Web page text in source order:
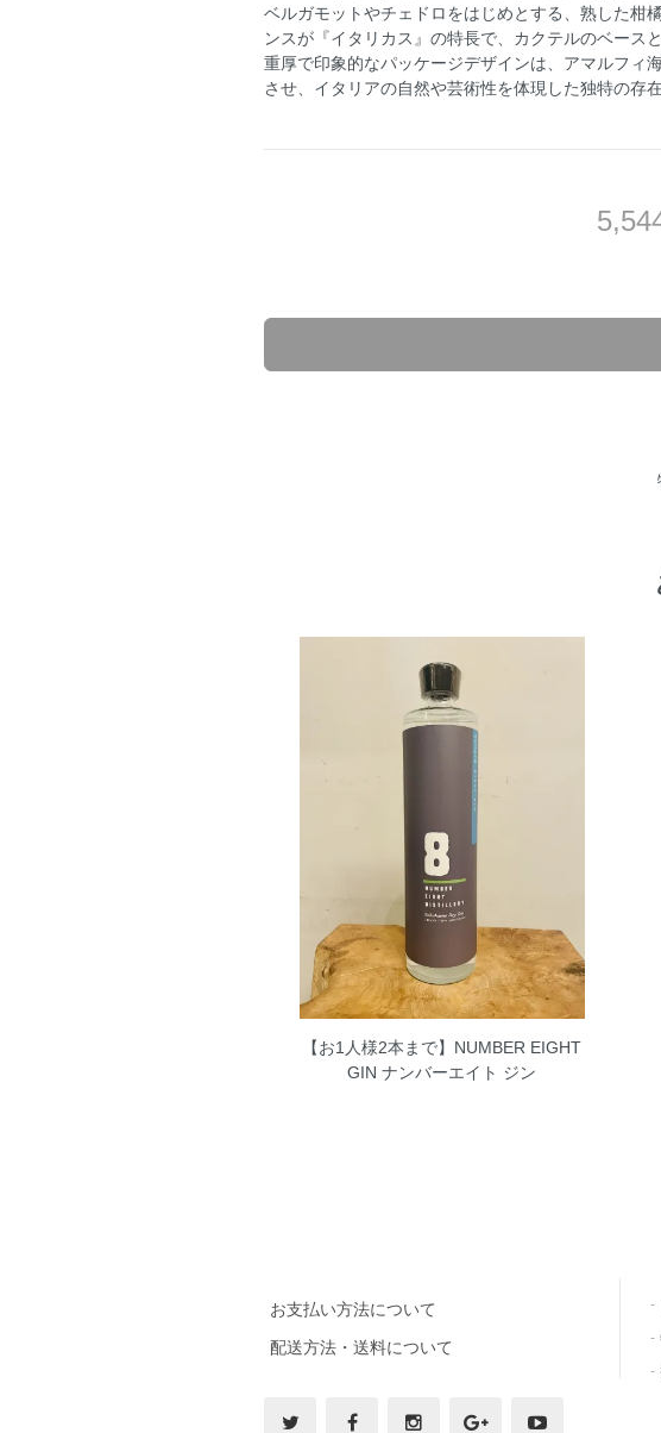
ベルガモットやチェドロをはじめとする、熟した柑
ンスが『イタリカス』の特長で、カクテルのベース
重厚で印象的なパッケージデザインは、アマルフィ
させ、イタリアの自然や芸術性を体現した独特の存
【お1人様2本まで】NUMBER EIGHT
GIN ナンバーエイト ジン
お支払い方法について
配送方法・送料について